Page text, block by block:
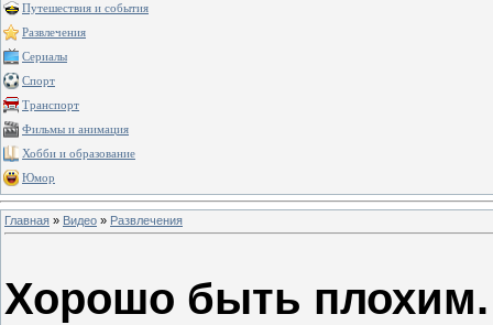
Путешествия и события
Развлечения
Сериалы
Спорт
Транспорт
Фильмы и анимация
Хобби и образование
Юмор
Главная » Видео » Развлечения
Хорошо быть плохим.